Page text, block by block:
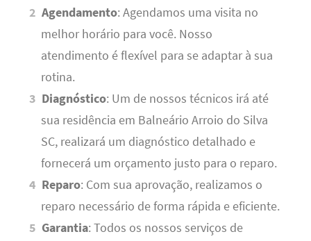
Agendamento: Agendamos uma visita no
melhor horário para você. Nosso
atendimento é flexível para se adaptar à sua
rotina.
Diagnóstico: Um de nossos técnicos irá até
sua residência em Balneário Arroio do Silva
SC, realizará um diagnóstico detalhado e
fornecerá um orçamento justo para o reparo.
Reparo: Com sua aprovação, realizamos o
reparo necessário de forma rápida e eficiente.
Garantia: Todos os nossos serviços de